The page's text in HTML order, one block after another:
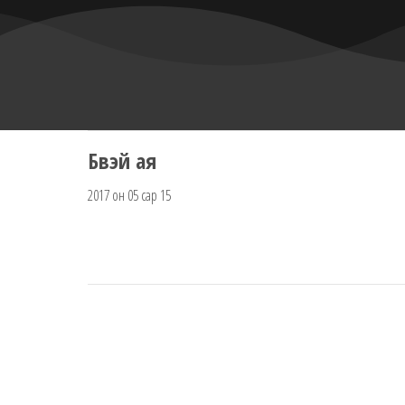
Бүүвэй ая
2017 он 05 сар 15